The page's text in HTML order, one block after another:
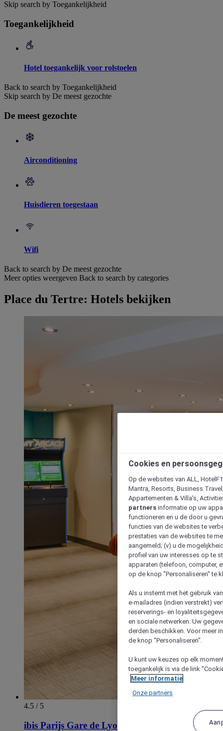
Skip search by Toegankelijkheid
Toegankelijkheid
Hotel toegankelijk voor rolstoelen
Back to search by Toegankelijkheid
Skip search by De meest gezochte
De meest gezochte
Airconditioning
Huisdieren toegestaan
Wifi
Back to search by De meest gezochte
Meer opties weergeven Back to search by categories
Place du Tertre: Hotels bekijken
4.5 / 5
ibis Parijs Gare de Lyon Diderot 12ème
Cookies en
Op de websites van ALL,
Mantra, Resorts, Business
Appartementen & Villa's,
partners informatie op uw
functioneren en u de door u
functies van de websites te
prestaties van de websites te
aangemeld; (v) u de
profiel van uw interesses op te
apparaten (telefoon, computer,
op de knop "Personaliseren" te
Als u instemt met het gebruik
e-mailadres (indien verstrekt)
reserverings- en
en sociale netwerken. Uw
derden beschikken. Voor meer
de knop "Personaliseren".
U kunt uw keuzes op elk
toegankelijk is via de link
Meer informatie
Onze partners